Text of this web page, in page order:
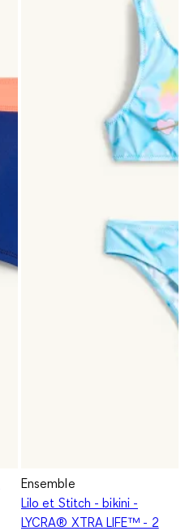
Ensemble
Lilo et Stitch - bikini -
LYCRA® XTRA LIFE™ - 2